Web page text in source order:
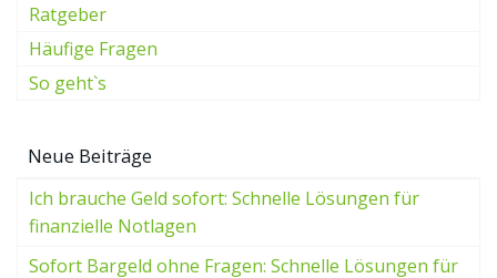
Ratgeber
Häufige Fragen
So geht`s
Neue Beiträge
Ich brauche Geld sofort: Schnelle Lösungen für
finanzielle Notlagen
Sofort Bargeld ohne Fragen: Schnelle Lösungen für